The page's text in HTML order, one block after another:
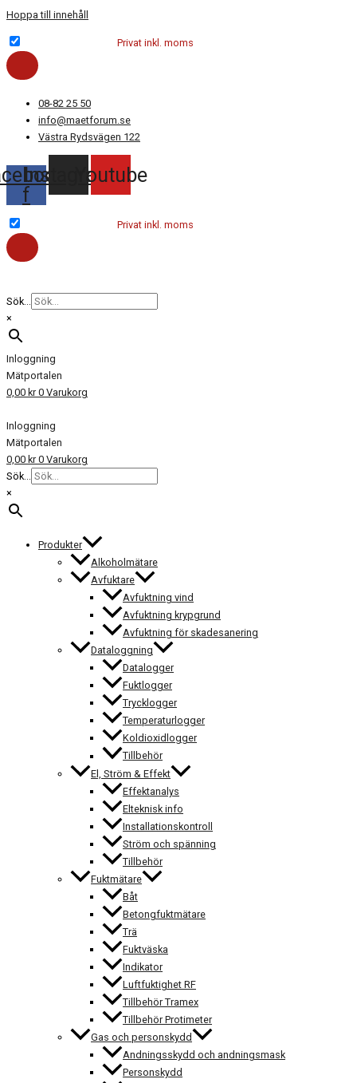
Hoppa till innehåll
Privat inkl. moms
08-82 25 50
info@maetforum.se
Västra Rydsvägen 122
f
InstagramYoutube
Privat inkl. moms
Sök...
×
Inloggning
Mätportalen
0,00 kr 0 Varukorg
Inloggning
Mätportalen
0,00 kr 0 Varukorg
Sök...
×
Produkter
Alkoholmätare
Avfuktare
Avfuktning vind
Avfuktning krypgrund
Avfuktning för skadesanering
Dataloggning
Datalogger
Fuktlogger
Trycklogger
Temperaturlogger
Koldioxidlogger
Tillbehör
El, Ström & Effekt
Effektanalys
Elteknisk info
Installationskontroll
Ström och spänning
Tillbehör
Fuktmätare
Båt
Betongfuktmätare
Trä
Fuktväska
Indikator
Luftfuktighet RF
Tillbehör Tramex
Tillbehör Protimeter
Gas och personskydd
Andningsskydd och andningsmask
Personskydd